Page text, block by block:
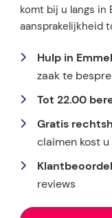
komt bij u langs in
aansprakelijkheid
Hulp in
zaak te
Tot 22.00
Gratis
claimen kost
reviews